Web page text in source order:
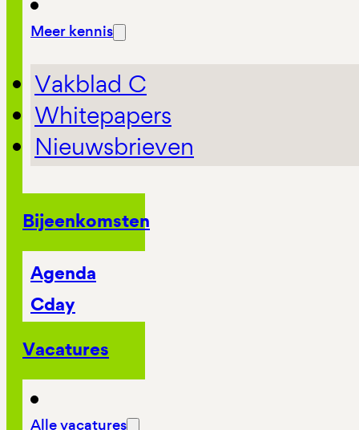
Meer kennis
Vakblad C
Whitepapers
Nieuwsbrieven
Bijeenkomsten
Agenda
Cday
Vacatures
Alle vacatures